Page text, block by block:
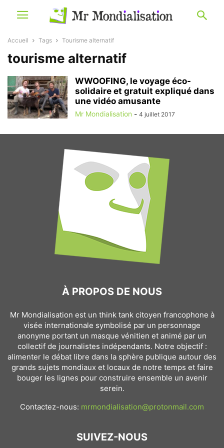
Accueil Tags Tourisme alternatif
tourisme alternatif
WWOOFING, le voyage éco-
solidaire et gratuit expliqué dans
une vidéo amusante
Mr Mondialisation - 4 juillet 2017
À PROPOS DE NOUS
Mr Mondialisation est un think tank citoyen francophone à
visée internationale symbolisé par un personnage
anonyme portant un masque vénitien et animé par un
collectif de journalistes indépendants. Notre objectif :
alimenter le débat libre dans la sphère publique autour des
grands sujets mondiaux et locaux de notre temps et faire
bouger les lignes pour construire ensemble un avenir
serein.
Contactez-nous: mrmondialisation@protonmail.com
SUIVEZ-NOUS